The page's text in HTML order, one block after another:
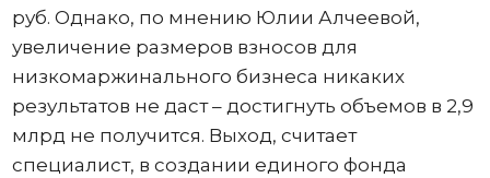
руб. Однако, по мнению Юлии Алчеевой,
увеличение размеров взносов для
низкомаржинального бизнеса никаких
результатов не даст – достигнуть объемов в 2,9
млрд не получится. Выход, считает
специалист, в создании единого фонда